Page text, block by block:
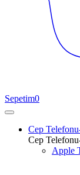
Sepetim0
Cep
Cep
Apple